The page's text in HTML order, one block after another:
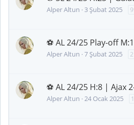
Alper Altun 3 Şubat 2025
⚽ AL 24/25 Play-off
Alper Altun 7 Şubat 2025
⚽ AL 24/25 H:8 | Ajax
Alper Altun 24 Ocak 2025